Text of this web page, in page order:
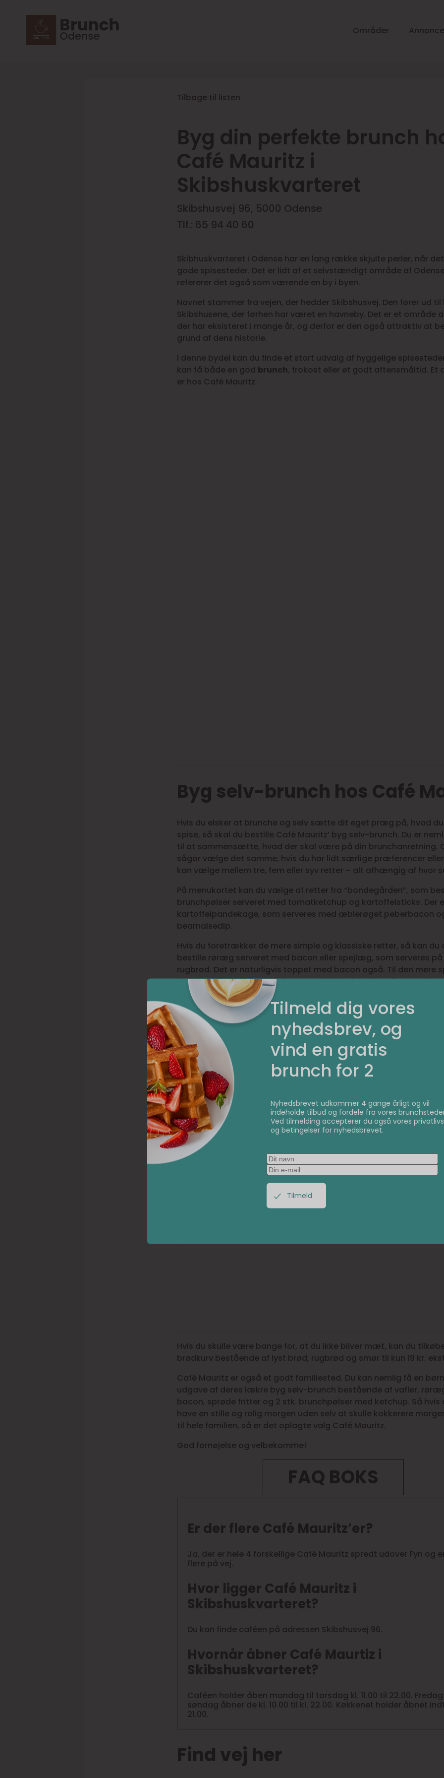
Områder
Tilmeld dig vores
nyhedsbrev, og
vind en gratis
brunch for 2
Nyhedsbrevet udkommer 4 gange årligt og vil
indeholde tilbud og fordele fra vores
Ved tilmelding accepterer du også vores
og betingelser for nyhedsbrevet.
Tilbage til listen
Byg din perfekte brunch
Café Mauritz i
Skibshuskvarteret
Skibshusvej 96, 5000 Odense
Tlf.: 65 94 40 60
Skibhuskvarteret i Odense har en lang række skjulte perler, når
gode spisesteder. Det er lidt af et selvstændigt område af
refererer det også som værende en by i byen.
Navnet stammer fra vejen, der hedder Skibshusvej. Den fører ud
Skibshusene, der førhen har været en havneby. Det er et område
der har eksisteret i mange år, og derfor er den også attraktiv at
grund af dens historie.
I denne bydel kan du finde et stort udvalg af hyggelige
kan få både en god brunch, frokost eller et godt aftensmåltid. Et
er hos Café Mauritz.
Byg selv-brunch hos Café
Hvis du elsker at brunche og selv sætte dit eget præg på, hvad
spise, så skal du bestille Café Mauritz’ byg selv-brunch. Du er
til at sammensætte, hvad der skal være på din brunchanretning.
sågar vælge det samme, hvis du har lidt særlige præferencer eller
kan vælge mellem tre, fem eller syv retter – alt afhængig af hvor
På menukortet kan du vælge af retter fra “bondegården”, som
brunchpølser serveret med tomatketchup og kartoffelsticks. Der
kartoffelpandekage, som serveres med æblerøget peberbacon
bearnaisedip.
Hvis du foretrækker de mere simple og klassiske retter, så kan du
bestille røræg serveret med bacon eller spejlæg, som serveres
rugbrød. Det er naturligvis toppet med bacon også. Til den mere
kan du vælge fritter med din egen valgfrie dyppelse eller sprøde
potato fries. Det er en lækker tilføjelse til din brunchanretning, hvis
tømmermænd eller bare gerne vil forkæle dig selv lidt ekstra.
Når du har været forbi samtlige saltede retter, kan du runde af
og lækker belgisk vaffel med frugtkompot.
Hvis du skulle være bange for, at du ikke bliver mæt, kan du
brødkurv bestående af lyst brød, rugbrød og smør til kun 19 kr.
Café Mauritz er også et godt familiested. Du kan nemlig få en
udgave af deres lækre byg selv-brunch bestående af vafler,
bacon, sprøde fritter og 2 stk. brunchpølser med ketchup. Så hvis
have en stille og rolig morgen uden selv at skulle kokkerere
til hele familien, så er det oplagte valg Café Mauritz.
God fornøjelse og velbekomme!
FAQ BOKS
Er der flere Café Mauritz’er?
Ja, der er hele 4 forskellige Café Mauritz spredt udover Fyn og
flere på vej.
Hvor ligger Café Mauritz i
Skibshuskvarteret?
Du kan finde caféen på adressen Skibshusvej 96.
Hvornår åbner Café Maurtiz i
Skibshuskvarteret?
Caféen holder åben mandag til torsdag kl. 11.00 til 22.00.
søndag åbner de kl. 10.00 til kl. 22.00. Køkkenet holder åbnet
21.00.
Find vej her